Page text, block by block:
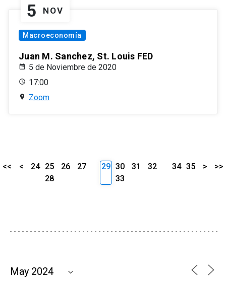
5 NOV
Macroeconomía
Juan M. Sanchez, St. Louis FED
5 de Noviembre de 2020
17:00
Zoom
<< < 24 25 26
27
28
29 30 31
32
33
34 35 > >>